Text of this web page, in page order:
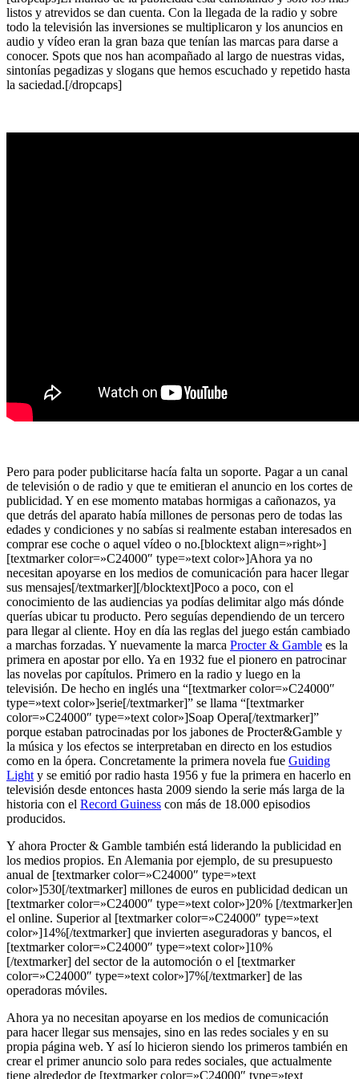
listos y atrevidos se dan cuenta. Con la llegada de la radio y sobre
todo la televisión las inversiones se multiplicaron y los anuncios en
audio y vídeo eran la gran baza que tenían las marcas para darse a
conocer. Spots que nos han acompañado al largo de nuestras vidas,
sintonías pegadizas y slogans que hemos escuchado y repetido hasta
la saciedad.[/dropcaps]
Pero para poder publicitarse hacía falta un soporte. Pagar a un canal
de televisión o de radio y que te emitieran el anuncio en los cortes de
publicidad. Y en ese momento matabas hormigas a cañonazos, ya
que detrás del aparato había millones de personas pero de todas las
edades y condiciones y no sabías si realmente estaban interesados en
comprar ese coche o aquel vídeo o no.[blocktext align=»right»]
[textmarker color=»C24000″ type=»text color»]Ahora ya no
necesitan apoyarse en los medios de comunicación para hacer llegar
sus mensajes[/textmarker][/blocktext]Poco a poco, con el
conocimiento de las audiencias ya podías delimitar algo más dónde
querías ubicar tu producto. Pero seguías dependiendo de un tercero
para llegar al cliente. Hoy en día las reglas del juego están cambiado
a marchas forzadas. Y nuevamente la marca Procter & Gamble es la
primera en apostar por ello. Ya en 1932 fue el pionero en patrocinar
las novelas por capítulos. Primero en la radio y luego en la
televisión. De hecho en inglés una “[textmarker color=»C24000″
type=»text color»]serie[/textmarker]” se llama “[textmarker
color=»C24000″ type=»text color»]Soap Opera[/textmarker]”
porque estaban patrocinadas por los jabones de Procter&Gamble y
la música y los efectos se interpretaban en directo en los estudios
como en la ópera. Concretamente la primera novela fue Guiding
Lighty se emitió por radio hasta 1956 y fue la primera en hacerlo en
televisión desde entonces hasta 2009 siendo la serie más larga de la
historia con el Record Guiness con más de 18.000 episodios
producidos.
Y ahora Procter & Gamble también está liderando la publicidad en
los medios propios. En Alemania por ejemplo, de su presupuesto
anual de [textmarker color=»C24000″ type=»text
color»]530[/textmarker] millones de euros en publicidad dedican un
[textmarker color=»C24000″ type=»text color»]20% [/textmarker]en
el online. Superior al [textmarker color=»C24000″ type=»text
color»]14%[/textmarker] que invierten aseguradoras y bancos, el
[textmarker color=»C24000″ type=»text color»]10%
[/textmarker] del sector de la automoción o el [textmarker
color=»C24000″ type=»text color»]7%[/textmarker] de las
operadoras móviles.
Ahora ya no necesitan apoyarse en los medios de comunicación
para hacer llegar sus mensajes, sino en las redes sociales y en su
propia página web. Y así lo hicieron siendo los primeros también en
crear el primer anuncio solo para redes sociales, que actualmente
tiene alrededor de [textmarker color=»C24000″ type=»text